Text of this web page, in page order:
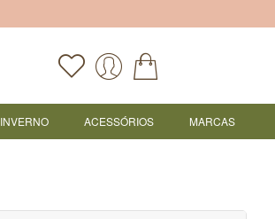
INVERNO ACESSÓRIOS MARCAS